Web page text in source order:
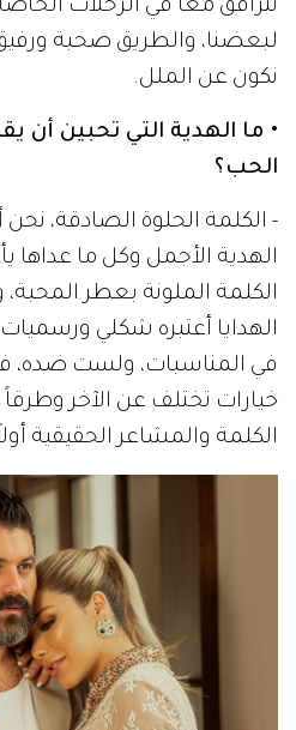
نترافق معاً في الرحلات
لبعضنا، والطريق صحبة
نكون عن الملل.
• ما الهدية التي تحبين أن
الحب؟
- الكلمة الحلوة الصادقة، نحن
الهدية الأجمل وكل ما عداها
الكلمة الملونة بعطر
الهدايا أعتبره شكلي
في المناسبات، ولست ضده،
خيارات تختلف عن الآخر وطرقاً
الكلمة والمشاعر الحقيقية